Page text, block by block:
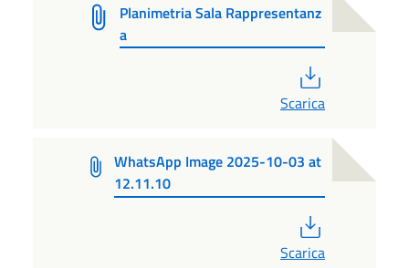
Planimetria Sala Rappresentanz
a
Scarica
WhatsApp Image 2025-10-03 at
12.11.10
Scarica